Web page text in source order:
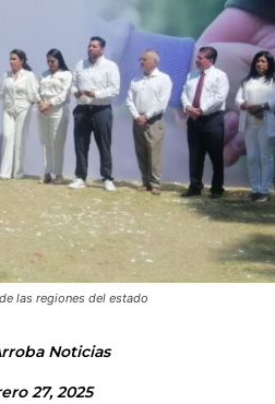
las regiones del estado
Noticias
27, 2025